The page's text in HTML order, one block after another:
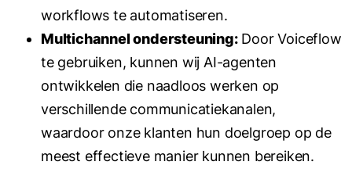
workflows te automatiseren.
Multichannel ondersteuning:Door Voiceflow
te gebruiken, kunnen wij AI-agenten
ontwikkelen die naadloos werken op
verschillende communicatiekanalen,
waardoor onze klanten hun doelgroep op de
meest effectieve manier kunnen bereiken.